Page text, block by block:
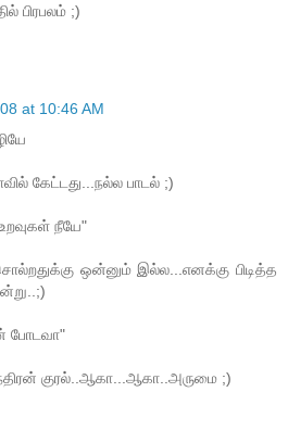
பிரபலம் ;)
at 10:46 AM
கேட்டது...நல்ல பாடல் ;)
நீயே"
ஒன்னும் இல்ல...எனக்கு பிடித்த
போடவா"
குரல்..ஆகா...ஆகா..அருமை ;)